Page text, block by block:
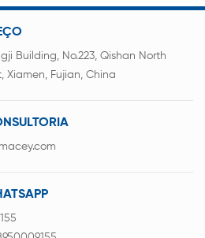
Building, No.223, Qishan North
Xiamen, Fujian, China